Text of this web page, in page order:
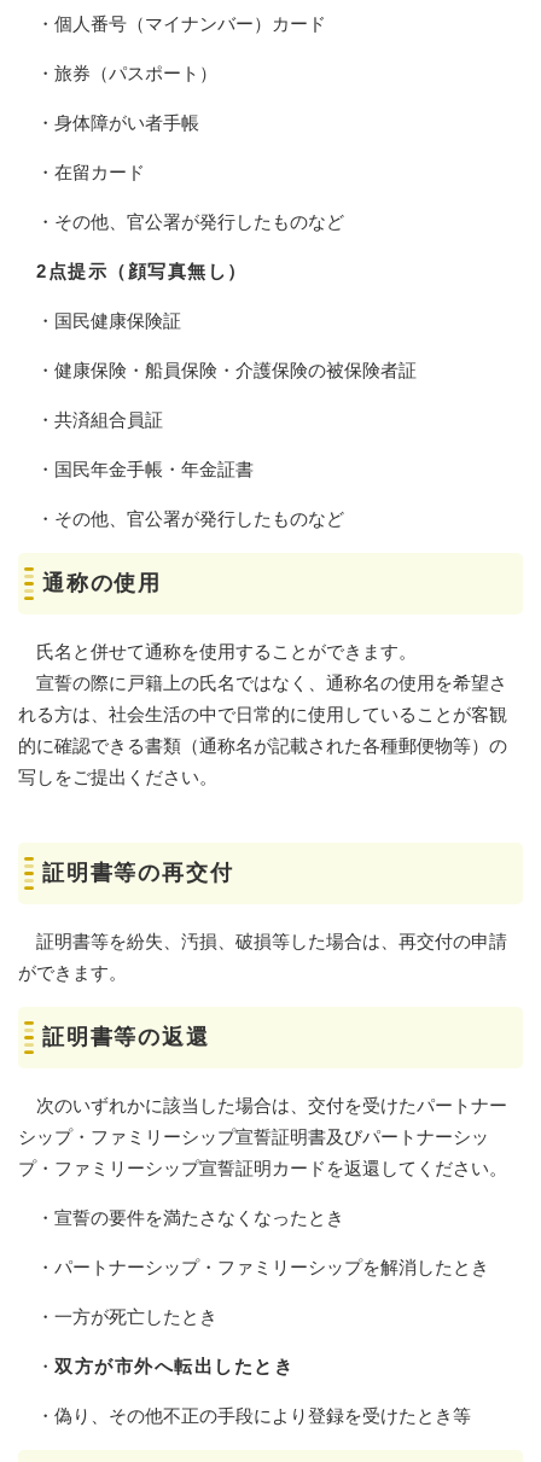
・個人番号（マイナンバー）カード
・旅券（パスポート）
・身体障がい者手帳
・在留カード
・その他、官公署が発行したものなど
2点提示（顔写真無し）
・国民健康保険証
・健康保険・船員保険・介護保険の被保険者証
・共済組合員証
・国民年金手帳・年金証書
・その他、官公署が発行したものなど
通称の使用
氏名と併せて通称を使用することができます。
宣誓の際に戸籍上の氏名ではなく、通称名の使用を希望さ
れる方は、社会生活の中で日常的に使用していることが客観
的に確認できる書類（通称名が記載された各種郵便物等）の
写しをご提出ください。
証明書等の再交付
証明書等を紛失、汚損、破損等した場合は、再交付の申請
ができます。
証明書等の返還
次のいずれかに該当した場合は、交付を受けたパートナー
シップ・ファミリーシップ宣誓証明書及びパートナーシッ
プ・ファミリーシップ宣誓証明カードを返還してください。
・宣誓の要件を満たさなくなったとき
・パートナーシップ・ファミリーシップを解消したとき
・一方が死亡したとき
・ 双方が市外へ転出したとき
・偽り、その他不正の手段により登録を受けたとき等